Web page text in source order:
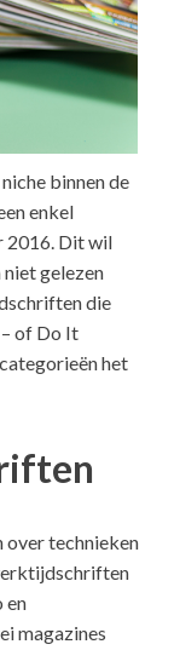
binnen de
enkel
2016. Dit wil
gelezen
die
of Do It
het
over technieken
en
magazines